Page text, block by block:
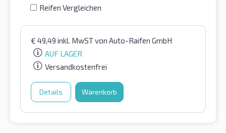
Reifen Vergleichen
€ 49,49 inkl. MwSTvon Auto-Raifen GmbH
AUF LAGER
Versandkostenfrei
Details Warenkorb